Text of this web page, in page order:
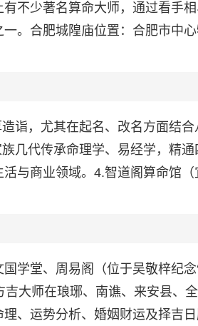
不少著名算命大师，通过看手
。合肥城隍庙位置：合肥市中
诣，尤其在起名、改名方面结合
几代传承命理学、易经学，精通
与商业领域。4.智道阁算命馆（
学堂、周易阁（位于吴敬梓纪
大师在琅琊、南谯、来安县、
、运势分析、婚姻财运及择吉